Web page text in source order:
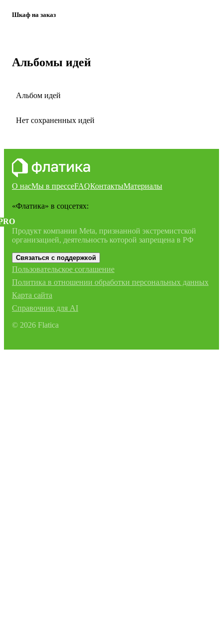
Шкаф на заказ
Альбомы идей
Альбом идей
Нет сохраненных идей
О насМы в прессеFAQКонтактыМатериалы
«Флатика» в соцсетях:
Продукт компании Meta, признанной экстремистской
организацией, деятельность которой запрещена в РФ
Связаться с поддержкой
Пользовательское соглашение
Политика в отношении обработки персональных данных
Карта сайта
Справочник для AI
© 2026 Flatica